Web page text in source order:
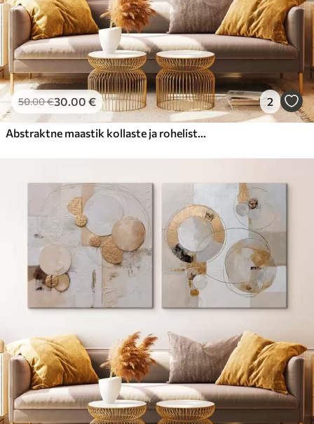
50.00€30.00 € 2
Abstraktne maastik kollaste ja roheliste toonidega, vesi peegeldab taevast ja kauguses asuvaid mägesid, kahvatu, udune taevas